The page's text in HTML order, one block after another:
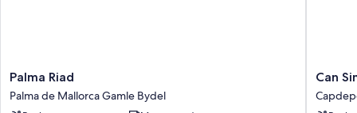
Palma
Riad
Palma
Palma Riad
Palma de Mallorca Gamle Bydel
Can
Hotel
Can